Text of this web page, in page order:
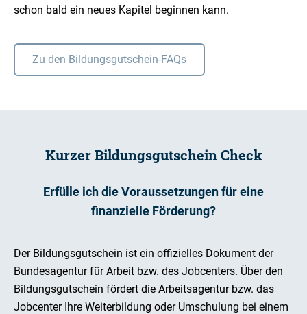
schon bald ein neues Kapitel beginnen kann.
Zu den Bildungsgutschein-FAQs
Kurzer Bildungsgutschein Check
Erfülle ich die Voraussetzungen für eine
finanzielle Förderung?
Der Bildungsgutschein ist ein offizielles Dokument der
Bundesagentur für Arbeit bzw. des Jobcenters. Über den
Bildungsgutschein fördert die Arbeitsagentur bzw. das
Jobcenter Ihre Weiterbildung oder Umschulung bei einem